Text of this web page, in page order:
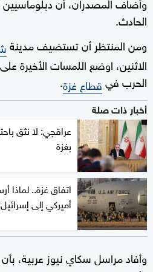
الحادث.
ومن المنتظر أن تستضيف مدينة
الاثنين، اوضع اللمسات الأخيرة
الحرب فيقطاع غزة.
أخبار ذات صلة
عراقجي: لا نثق
بغزة
أميركي إلى
وأفاد مراسل سكاي نيوز عربية،